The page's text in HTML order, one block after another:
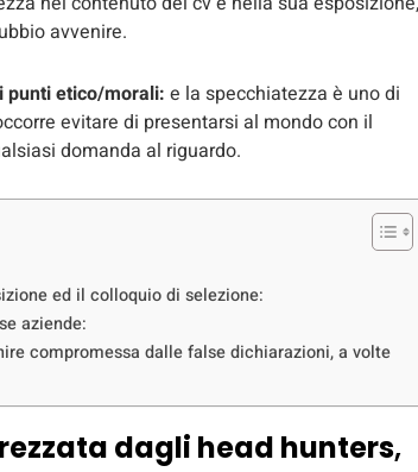
avvenire.
punti etico/morali: e la specchiatezza è uno di
evitare di presentarsi al mondo con il
domanda al riguardo.
ed il colloquio di selezione:
aziende:
compromessa dalle false dichiarazioni, a volte
dagli head hunters,